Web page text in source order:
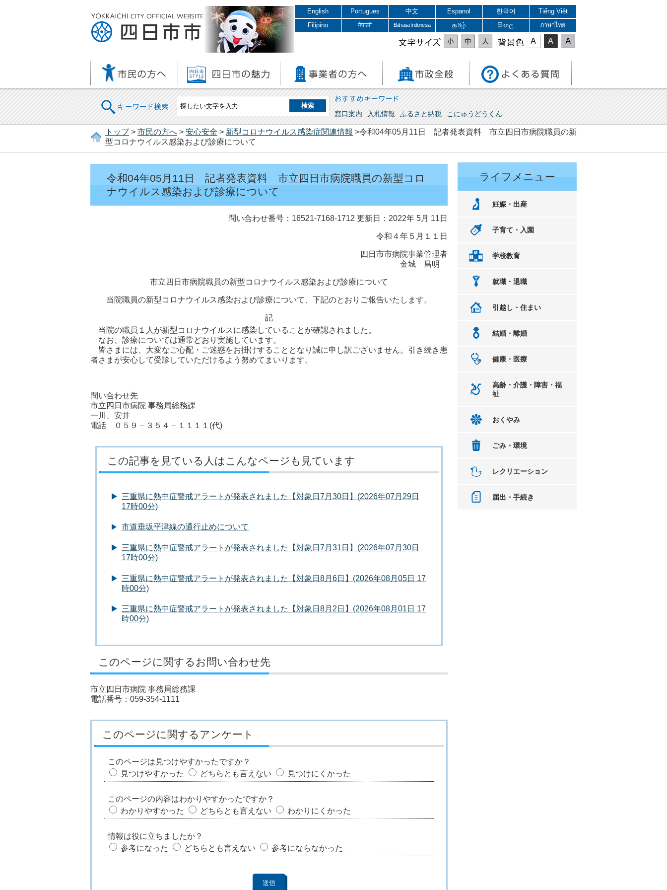
English Portugues 中文 Espanol 한국어
Tiếng Việt
Filipino
नेपाली Bahasa Indonesia தமிழ் සිංහල ภาษาไทย
文字サイズ 表示色
キーワード検索 おすすめキーワード
窓口案内 入札情報 ふるさと納税 こにゅうどうくん
トップ> 市民の方へ > 安心安全 > 新型コロナウイルス感染症関連情報 >令和04年05月11日 記者発表資料 市立四日市病院職員の新
型コロナウイルス感染および診療について
令和04年05月11日 記者発表資料 市立四日市病院職員の新型コロ
ナウイルス感染および診療について
問い合わせ番号：16521-7168-1712 更新日：2022年 5月 11日
令和４年５月１１日
四日市市病院事業管理者
金城 昌明
市立四日市病院職員の新型コロナウイルス感染および診療について
当院職員の新型コロナウイルス感染および診療について、下記のとおりご報告いたします。
記
当院の職員１人が新型コロナウイルスに感染していることが確認されました。
なお、診療については通常どおり実施しています。
皆さまには、大変なご心配・ご迷惑をお掛けすることとなり誠に申し訳ございません。引き続き患
者さまが安心して受診していただけるよう努めてまいります。
問い合わせ先
市立四日市病院 事務局総務課
一川、安井
電話 ０５９－３５４－１１１１(代)
この記事を見ている人はこんなページも見ています
三重県に熱中症警戒アラートが発表されました【対象日7月30日】(2026年07月29日
17時00分)
市道垂坂平津線の通行止めについて
三重県に熱中症警戒アラートが発表されました【対象日7月31日】(2026年07月30日
17時00分)
三重県に熱中症警戒アラートが発表されました【対象日8月6日】(2026年08月05日 17
時00分)
三重県に熱中症警戒アラートが発表されました【対象日8月2日】(2026年08月01日 17
時00分)
このページに関するお問い合わせ先
市立四日市病院 事務局総務課
電話番号：059-354-1111
このページに関するアンケート
このページは見つけやすかったですか？
見つけやすかった
どちらとも言えない 見つけにくかった
このページの内容はわかりやすかったですか？
わかりやすかった
どちらとも言えない わかりにくかった
情報は役に立ちましたか？
参考になった
どちらとも言えない 参考にならなかった
ライフメニュー
妊娠・出産
子育て・入園
学校教育
就職・退職
引越し・住まい
結婚・離婚
健康・医療
高齢・介護・障害・福
祉
おくやみ
ごみ・環境
レクリエーション
届出・手続き